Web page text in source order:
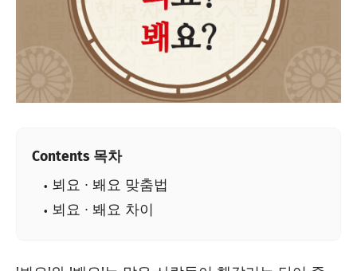
Contents 목차
뵈요 ∙ 봬요 맞춤법
뵈요 ∙ 봬요 차이